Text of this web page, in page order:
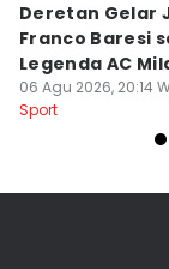
Deretan Gelar
Franco Baresi
Legenda AC
06 Agu 2026, 20:14
Sport